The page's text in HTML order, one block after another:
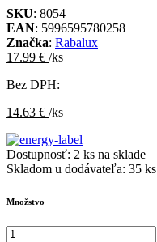
SKU: 8054
EAN: 5996595780258
Značka: Rabalux
17.99 € /ks
Bez DPH:
14.63 € /ks
Dostupnosť: 2 ks na sklade
Skladom u dodávateľa: 35 ks
Množstvo